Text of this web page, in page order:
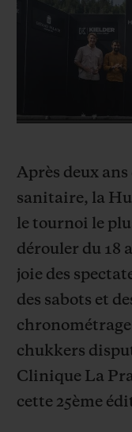
Après deux
sanitaire, la
le tournoi le
dérouler du 18
joie des
des sabots et
chukkers
Clinique La
cette 25ème
SUMMER MULTI-
COLORED CERAMIC
DÉLAI DE
LIVRAISON ET
POCHETTE